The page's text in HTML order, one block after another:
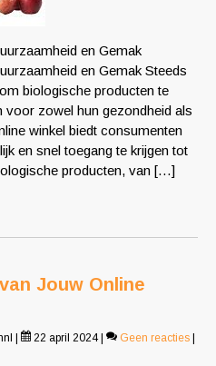
en Gemak
en Gemak Steeds
biologische producten te
voor zowel hun gezondheid als
winkel biedt consumenten
en snel toegang te krijgen tot
producten, van […]
Jouw Online
22 april 2024 Geen reacties